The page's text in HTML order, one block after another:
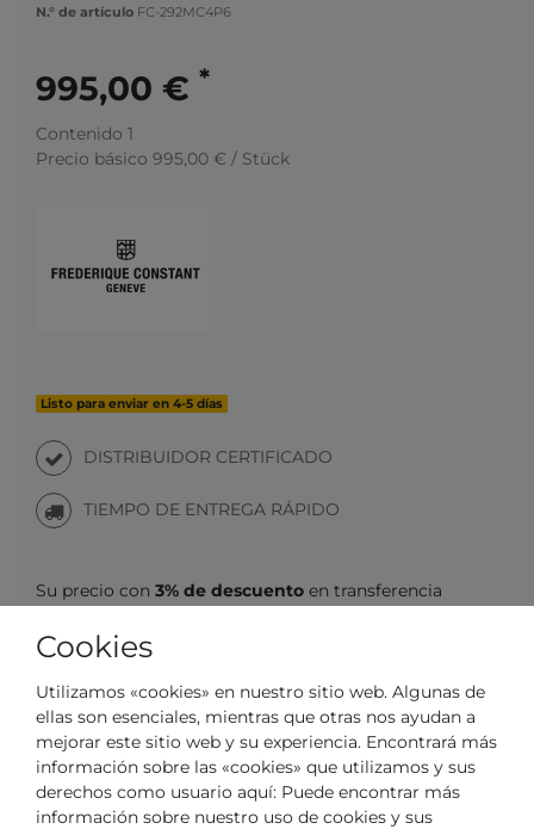
N.° de artículo FC-292MC4P6
995,00 € *
Contenido 1
Precio básico 995,00 € / Stück
Listo para enviar en 4-5 días
DISTRIBUIDOR CERTIFICADO
TIEMPO DE ENTREGA RÁPIDO
Su precio con 3% de descuento en transferencia
Lista de deseados Preguntas sobre el artículo
Cookies
Utilizamos «cookies» en nuestro sitio web. Algunas de
ellas son esenciales, mientras que otras nos ayudan a
mejorar este sitio web y su experiencia. Encontrará más
información sobre las «cookies» que utilizamos y sus
derechos como usuario aquí: Puede encontrar más
información sobre nuestro uso de cookies y sus